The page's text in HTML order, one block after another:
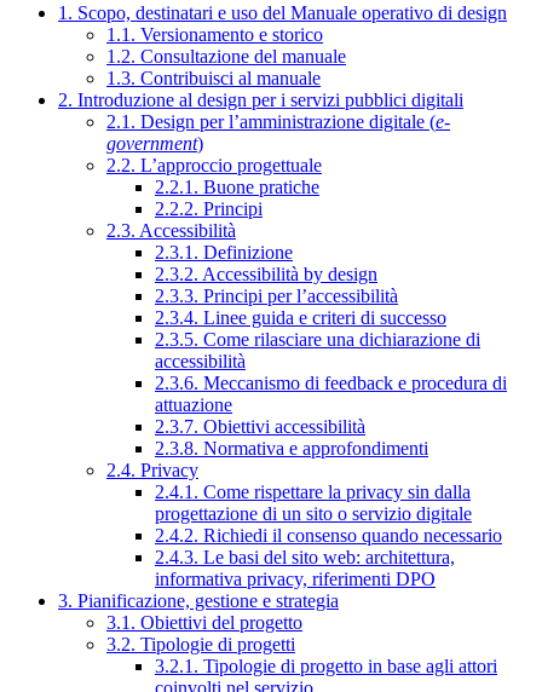
1. Scopo, destinatari e uso del Manuale operativo di design
1.1. Versionamento e storico
1.2. Consultazione del manuale
1.3. Contribuisci al manuale
2. Introduzione al design per i servizi pubblici digitali
2.1. Design per l’amministrazione digitale (e-
government)
2.2. L’approccio progettuale
2.2.1. Buone pratiche
2.2.2. Principi
2.3. Accessibilità
2.3.1. Definizione
2.3.2. Accessibilità by design
2.3.3. Principi per l’accessibilità
2.3.4. Linee guida e criteri di successo
2.3.5. Come rilasciare una dichiarazione di
accessibilità
2.3.6. Meccanismo di feedback e procedura di
attuazione
2.3.7. Obiettivi accessibilità
2.3.8. Normativa e approfondimenti
2.4. Privacy
2.4.1. Come rispettare la privacy sin dalla
progettazione di un sito o servizio digitale
2.4.2. Richiedi il consenso quando necessario
2.4.3. Le basi del sito web: architettura,
informativa privacy, riferimenti DPO
3. Pianificazione, gestione e strategia
3.1. Obiettivi del progetto
3.2. Tipologie di progetti
3.2.1. Tipologie di progetto in base agli attori
coinvolti nel servizio